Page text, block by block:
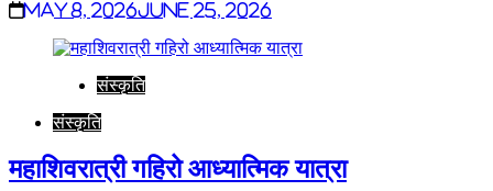
May 8, 2026June 25, 2026
संस्कृति
संस्कृति
महाशिवरात्री गहिरो आध्यात्मिक यात्रा